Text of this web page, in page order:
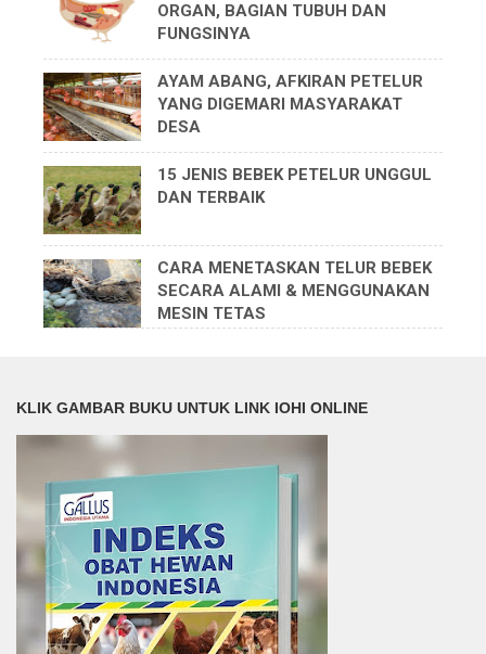
ORGAN, BAGIAN TUBUH DAN
FUNGSINYA
AYAM ABANG, AFKIRAN PETELUR
YANG DIGEMARI MASYARAKAT
DESA
15 JENIS BEBEK PETELUR UNGGUL
DAN TERBAIK
CARA MENETASKAN TELUR BEBEK
SECARA ALAMI & MENGGUNAKAN
MESIN TETAS
KLIK GAMBAR BUKU UNTUK LINK IOHI ONLINE